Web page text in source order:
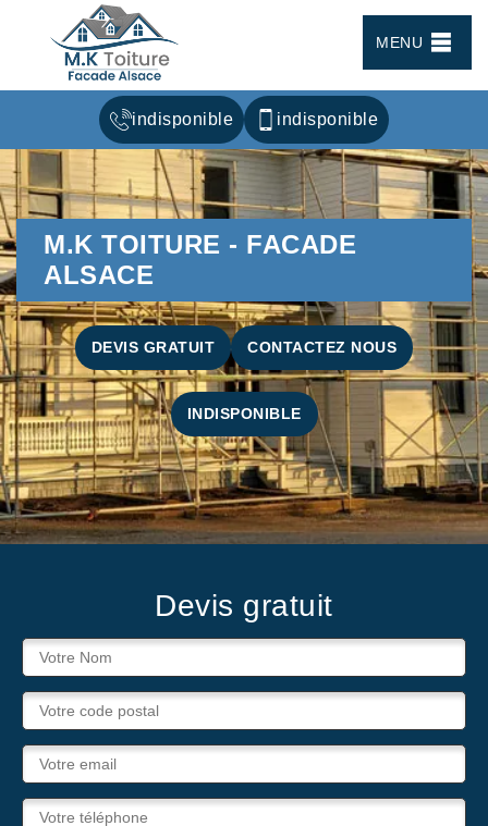
MENU
indisponible indisponible
M.K TOITURE - FACADE
ALSACE
DEVIS GRATUIT CONTACTEZ NOUS
INDISPONIBLE
Devis gratuit